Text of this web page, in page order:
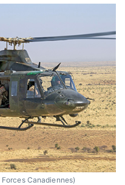
Canadiennes)